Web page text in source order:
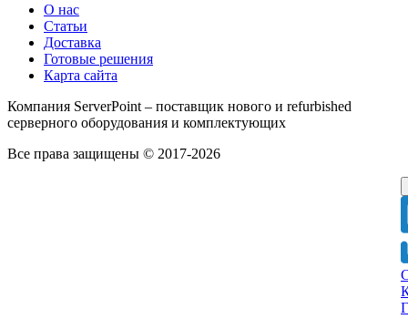
О нас
Статьи
Доставка
Готовые решения
Карта сайта
Компания ServerPoint – поставщик нового и refurbished
серверного оборудования и комплектующих
Все права защищены © 2017-2026